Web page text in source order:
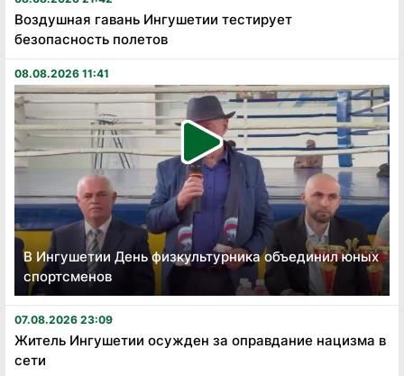
Воздушная гавань Ингушетии тестирует
безопасность полетов
08.08.2026 11:41
В Ингушетии День физкультурника объединил юных
спортсменов
07.08.2026 23:09
Житель Ингушетии осужден за оправдание нацизма в
сети